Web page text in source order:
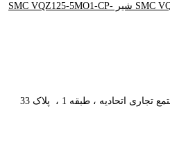
شیر SMC VQZ125-5MO1-CP-
اتحادیه ، طبقه 1 ، پلاک 33